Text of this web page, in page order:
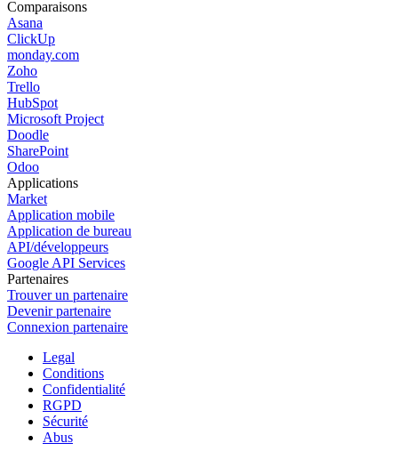
Comparaisons
Asana
ClickUp
monday.com
Zoho
Trello
HubSpot
Microsoft Project
Doodle
SharePoint
Odoo
Applications
Market
Application mobile
Application de bureau
API/développeurs
Google API Services
Partenaires
Trouver un partenaire
Devenir partenaire
Connexion partenaire
Legal
Conditions
Confidentialité
RGPD
Sécurité
Abus